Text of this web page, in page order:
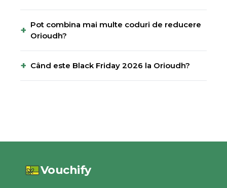
+ Pot combina mai multe coduri de reducere
Orioudh?
+ Când este Black Friday 2026 la Orioudh?
Vouchify